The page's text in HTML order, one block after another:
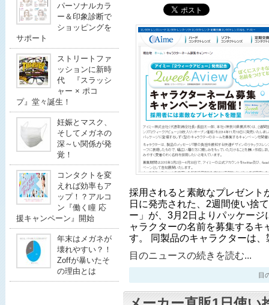
パーソナルカラ
ー＆印象診断で
ショッピングを
サポート
ストリートファ
ッションに新時
代 『スラッシ
ャー × ポコ
プ』堂々誕生！
妊娠とマスク、
そしてメガネの
深～い関係が発
覚！
コンタクトを変
えれば効率もア
ップ！？アルコ
ン『働く瞳 応
援キャンペーン』開始
年末はメガネが
壊れやすい？！
Zoffが暴いたそ
の理由とは
採用されると素敵なプレゼント
日に発売された、2週間使い捨
ー」が、3月2日よりパッケー
ャラクターの名前を募集するキ
す。 同製品のキャラクターは
目のニュースの続きを読む...
目